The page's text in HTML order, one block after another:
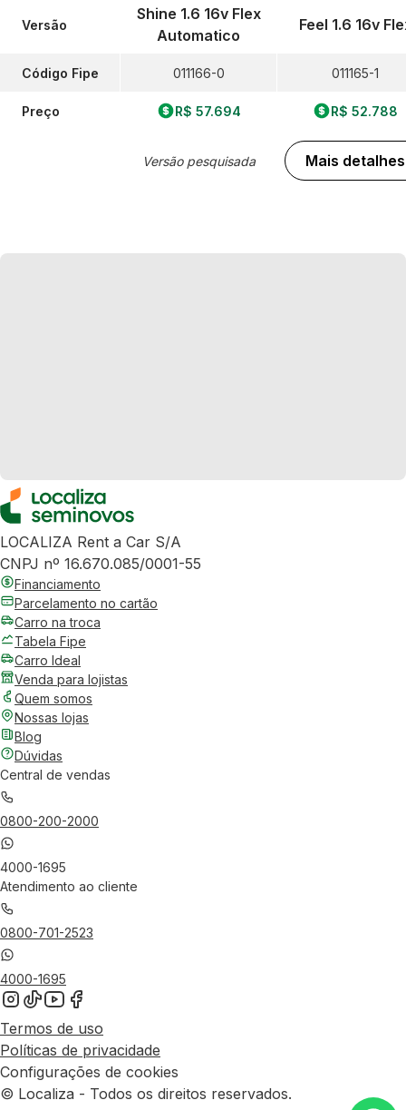
Versão
Código Fipe
Preço
Shine 1.6 16v Flex
Automatico
011166-0
R$ 57.694
Versão pesquisada
Feel 1.6 16v
011165-1
R$ 52.788
Mais detalhes
LOCALIZA Rent a Car S/A
CNPJ nº 16.670.085/0001-55
Financiamento
Parcelamento no cartão
Carro na troca
Tabela Fipe
Carro Ideal
Venda para lojistas
Quem somos
Nossas lojas
Blog
Dúvidas
Central de vendas
0800-200-2000
4000-1695
Atendimento ao cliente
0800-701-2523
4000-1695
Termos de uso
Políticas de privacidade
Configurações de cookies
© Localiza - Todos os direitos reservados.